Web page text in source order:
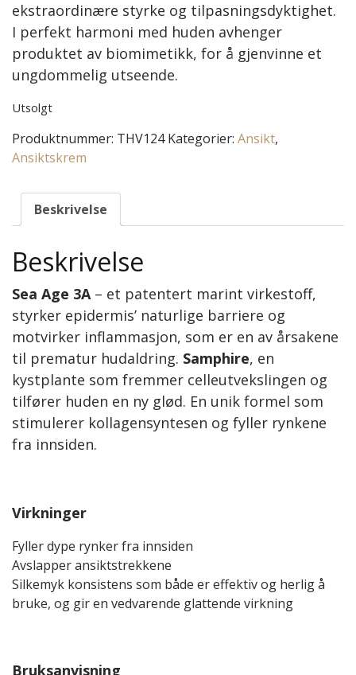
ekstraordinære styrke og tilpasningsdyktighet.
I perfekt harmoni med huden avhenger
produktet av biomimetikk, for å gjenvinne et
ungdommelig utseende.
Utsolgt
Produktnummer: THV124 Kategorier: Ansikt,
Ansiktskrem
Beskrivelse
Beskrivelse
Sea Age 3A – et patentert marint virkestoff,
styrker epidermis’ naturlige barriere og
motvirker inflammasjon, som er en av årsakene
til prematur hudaldring. Samphire, en
kystplante som fremmer celleutvekslingen og
tilfører huden en ny glød. En unik formel som
stimulerer kollagensyntesen og fyller rynkene
fra innsiden.
Virkninger
Fyller dype rynker fra innsiden
Avslapper ansiktstrekkene
Silkemyk konsistens som både er effektiv og herlig å
bruke, og gir en vedvarende glattende virkning
Bruksanvisning